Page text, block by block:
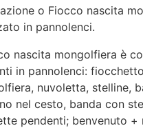
o Fiocco nascita
in pannolenci.
nascita mongolfiera è
in pannolenci:
nuvoletta, stelline,
nel cesto, banda con
pendenti; benvenuto +